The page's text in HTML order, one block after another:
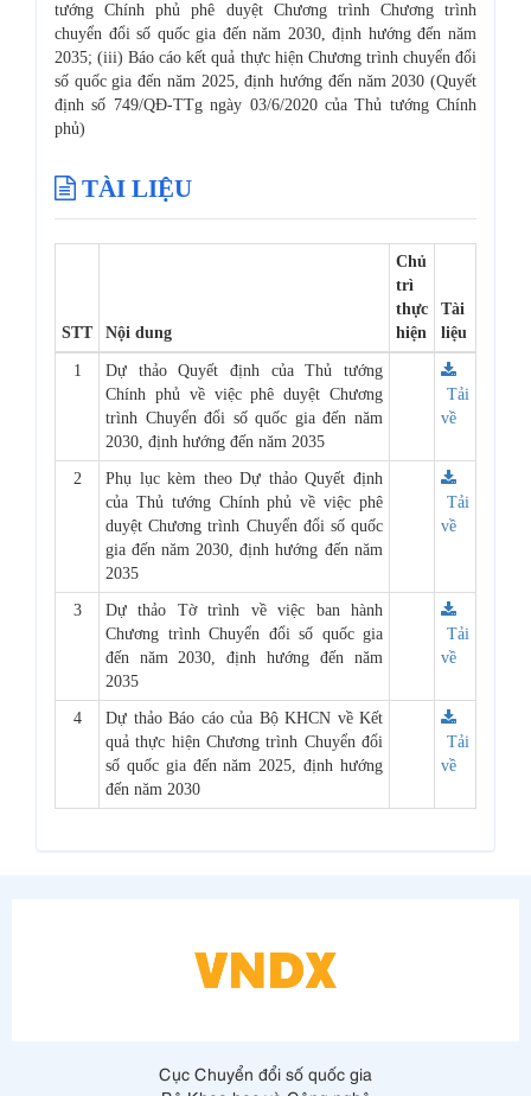
tướng Chính phủ phê duyệt Chương trình Chương trình
chuyển đổi số quốc gia đến năm 2030, định hướng đến năm
2035; (iii) Báo cáo kết quả thực hiện Chương trình chuyển đổi
số quốc gia đến năm 2025, định hướng đến năm 2030 (Quyết
định số 749/QĐ-TTg ngày 03/6/2020 của Thủ tướng Chính
phủ)
TÀI LIỆU
STT Nội dung
Chủ
trì
thực
hiện
Tài
liệu
1
Dự thảo Quyết định của Thủ tướng
Chính phủ về việc phê duyệt Chương
trình Chuyển đổi số quốc gia đến năm
2030, định hướng đến năm 2035
Tải
về
2
Phụ lục kèm theo Dự thảo Quyết định
của Thủ tướng Chính phủ về việc phê
duyệt Chương trình Chuyển đổi số quốc
gia đến năm 2030, định hướng đến năm
2035
Tải
về
3
Dự thảo Tờ trình về việc ban hành
Chương trình Chuyển đổi số quốc gia
đến năm 2030, định hướng đến năm
2035
Tải
về
4
Dự thảo Báo cáo của Bộ KHCN về Kết
quả thực hiện Chương trình Chuyển đổi
số quốc gia đến năm 2025, định hướng
đến năm 2030
Tải
về
Cục Chuyển đổi số quốc gia